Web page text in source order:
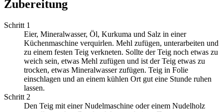
Zubereitung
Schritt 1
Eier, Mineralwasser, Öl, Kurkuma und Salz in einer
Küchenmaschine verquirlen. Mehl zufügen, unterarbeiten und
zu einem festen Teig verkneten. Sollte der Teig noch etwas zu
weich sein, etwas Mehl zufügen und ist der Teig etwas zu
trocken, etwas Mineralwasser zufügen. Teig in Folie
einschlagen und an einem kühlen Ort gut eine Stunde ruhen
lassen.
Schritt 2
Den Teig mit einer Nudelmaschine oder einem Nudelholz